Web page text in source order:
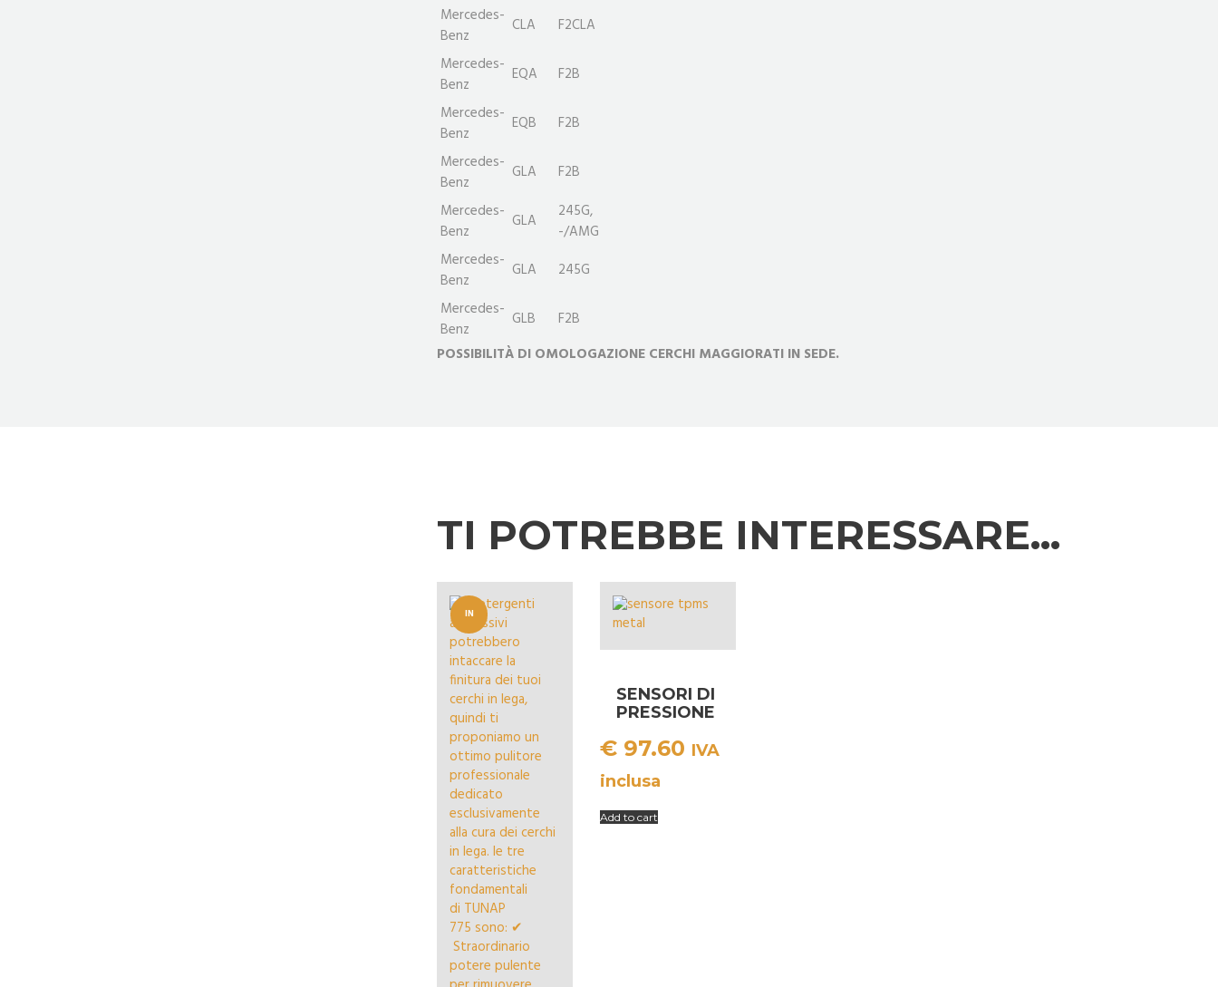
Mercedes-
Benz
CLA
F2CLA
Mercedes-
Benz
EQA
F2B
Mercedes-
Benz
EQB
F2B
Mercedes-
Benz
GLA
F2B
Mercedes-
Benz
GLA
245G,
-/AMG
Mercedes-
Benz
GLA
245G
Mercedes-
Benz
GLB
F2B
POSSIBILITÀ DI OMOLOGAZIONE CERCHI MAGGIORATI IN SEDE.
TI POTREBBE INTERESSARE…
IN
OFFERT
A!
SENSORI DI
PRESSIONE
METAL
€ 97.60 IVA
inclusa
Add to cart